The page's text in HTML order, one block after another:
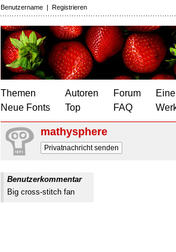
Benutzername | Registrieren
Themen
Neue Fonts
Autoren
Top
Forum
FAQ
mathysphere
Privatnachricht senden
Benutzerkommentar
Big cross-stitch fan